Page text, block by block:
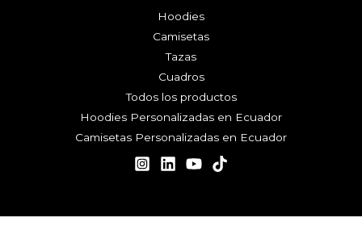
Hoodies
Camisetas
Tazas
Cuadros
Todos los productos
Hoodies Personalizadas en Ecuador
Camisetas Personalizadas en Ecuador